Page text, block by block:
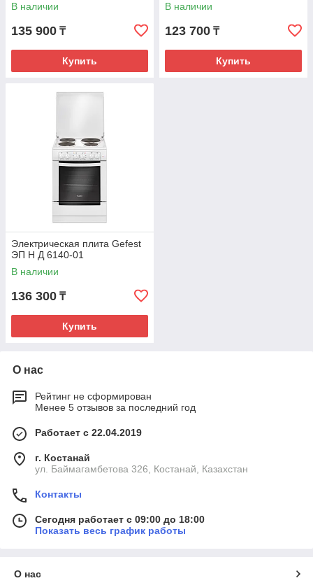
В наличии
135 900 ₸
Купить
В наличии
123 700 ₸
Купить
Электрическая плита Gefest
ЭП Н Д 6140-01
В наличии
136 300 ₸
Купить
О нас
Рейтинг не сформирован
Менее 5 отзывов за последний год
Работает с 22.04.2019
г. Костанай
ул. Баймагамбетова 326, Костанай, Казахстан
Контакты
Сегодня работает с 09:00 до 18:00
Показать весь график работы
О нас